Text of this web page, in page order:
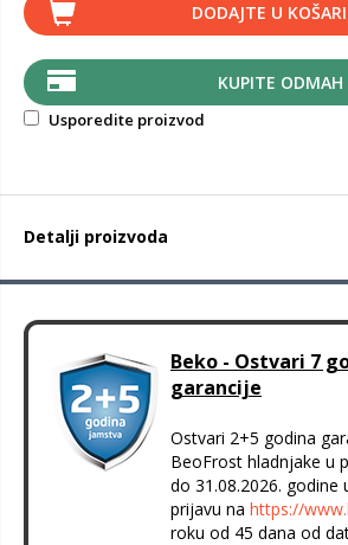
DODAJTE U
KUPITE ODMAH
Usporedite proizvod
Detalji proizvoda
Beko - Ostvari 7
garancije
Ostvari 2+5 godina
BeoFrost hladnjake u
do 31.08.2026. godine
prijavu na https://
roku od 45 dana od